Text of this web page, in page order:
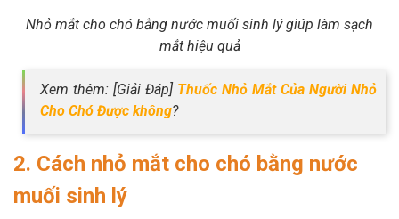
Nhỏ mắt cho chó bằng nước muối sinh lý giúp làm sạch
mắt hiệu quả
Xem thêm: [Giải Đáp] Thuốc Nhỏ Mắt Của Người Nhỏ
Cho Chó Được không?
2. Cách nhỏ mắt cho chó bằng nước
muối sinh lý